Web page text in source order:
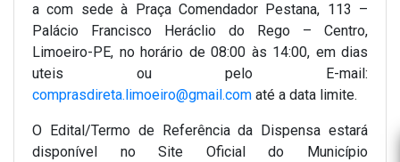
a com sede à Praça Comendador Pestana, 113 –
Palácio Francisco Heráclio do Rego – Centro,
Limoeiro-PE, no horário de 08:00 às 14:00, em dias
uteis ou pelo E-mail:
comprasdireta.limoeiro@gmail.com até a data limite.
O Edital/Termo de Referência da Dispensa estará
disponível no Site Oficial do Município